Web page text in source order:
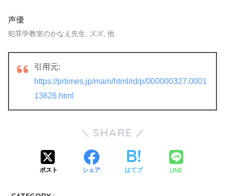
声優
犯罪学教室のかなえ先生, ズズ, 他
引用元:
https://prtimes.jp/main/html/rd/p/000000327.0001
13626.html
SHARE
ポスト シェア はてブ LINE